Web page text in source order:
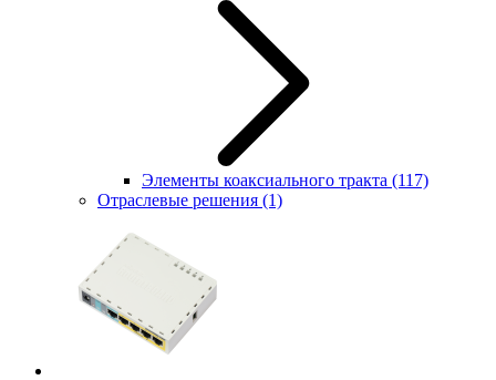
Элементы коаксиального тракта (117)
Отраслевые решения (1)